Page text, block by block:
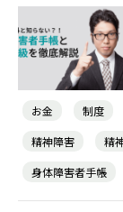
お金 制度
精神障害
精
身体障害者手帳